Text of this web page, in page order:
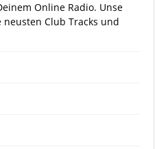
Online Radio. Unse
neusten Club Tracks und